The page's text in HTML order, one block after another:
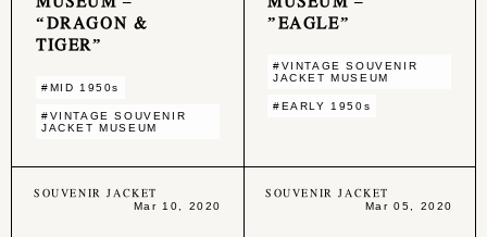
“DRAGON &
TIGER”
#MID 1950s
#VINTAGE SOUVENIR
JACKET MUSEUM
”EAGLE”
#VINTAGE SOUVENIR
JACKET MUSEUM
#EARLY 1950s
SOUVENIR JACKET
Mar 10, 2020
SOUVENIR JACKET
Mar 05, 2020